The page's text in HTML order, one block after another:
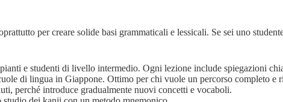
per creare solide basi grammaticali e lessicali. Se sei uno
e studenti di livello intermedio. Ogni lezione include spiegazioni
di lingua in Giappone. Ottimo per chi vuole un percorso completo e
perché introduce gradualmente nuovi concetti e vocaboli.